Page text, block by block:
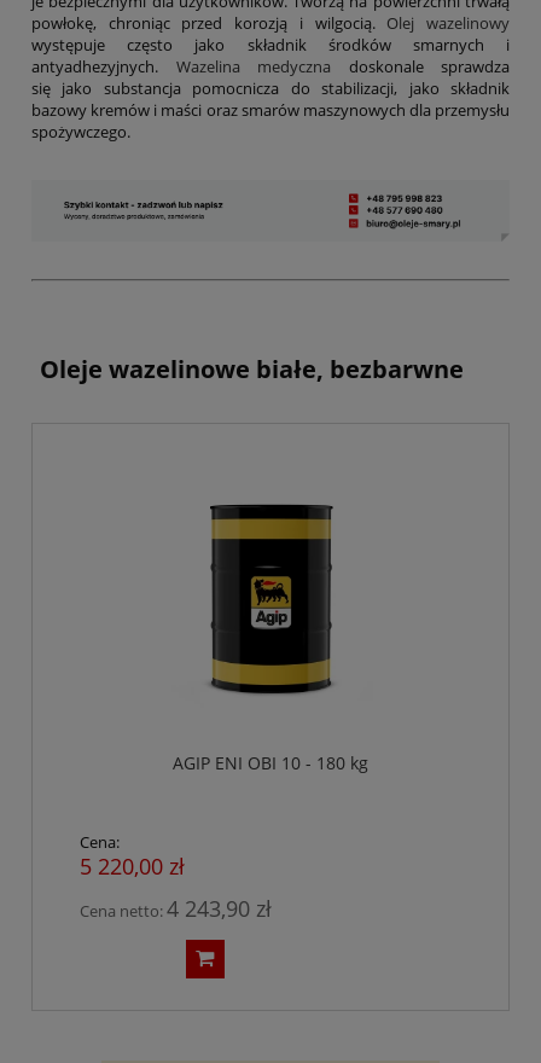
powłokę, chroniąc przed korozją i wilgocią. Olej wazelinowy
występuje często jako składnik środków smarnych i
antyadhezyjnych. Wazelina medyczna doskonale sprawdza
się jako substancja pomocnicza do stabilizacji, jako składnik
bazowy kremów i maści oraz smarów maszynowych dla przemysłu
spożywczego.
Oleje wazelinowe białe, bezbarwne
AGIP ENI OBI 10 - 180 kg
Cena:
5 220,00 zł
Cena netto:4 243,90 zł